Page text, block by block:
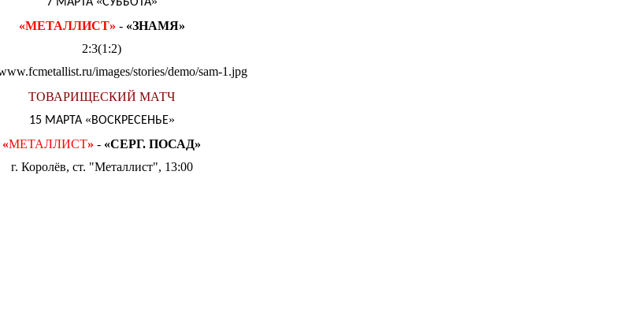
«МЕТАЛЛИСТ» - «ЗНАМЯ»
2:3(1:2)
ТОВАРИЩЕСКИЙ МАТЧ
15 МАРТА «ВОСКРЕСЕНЬЕ»
«МЕТАЛЛИСТ» - «СЕРГ. ПОСАД»
г. Королёв, ст. "Металлист", 13:00